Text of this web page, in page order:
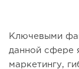
Ключевыми
данной сфере
маркетингу,